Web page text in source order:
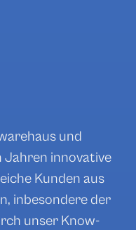
und
Jahren innovative
Kunden aus
inbesondere der
unser Know-